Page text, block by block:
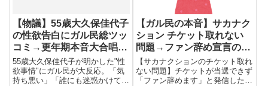
【物議】55歳大久保佳代子
の性欲告白にガル民総ツッ
コミ→更年期本音大合唱に
ｗｗｗ
55歳大久保佳代子が明かした"性
欲事情"にガル民が大反応。「気
持ち悪い」「誰にも迷惑かけてな
【ガル民の本音】サカナク
ション チケット取れない
問題→ファン辞め宣言の是
非と山口一郎の誠実な対応
【サカナクションのチケット取れ
ない問題】チケットが当選できず
「ファン辞めます」と発信した声